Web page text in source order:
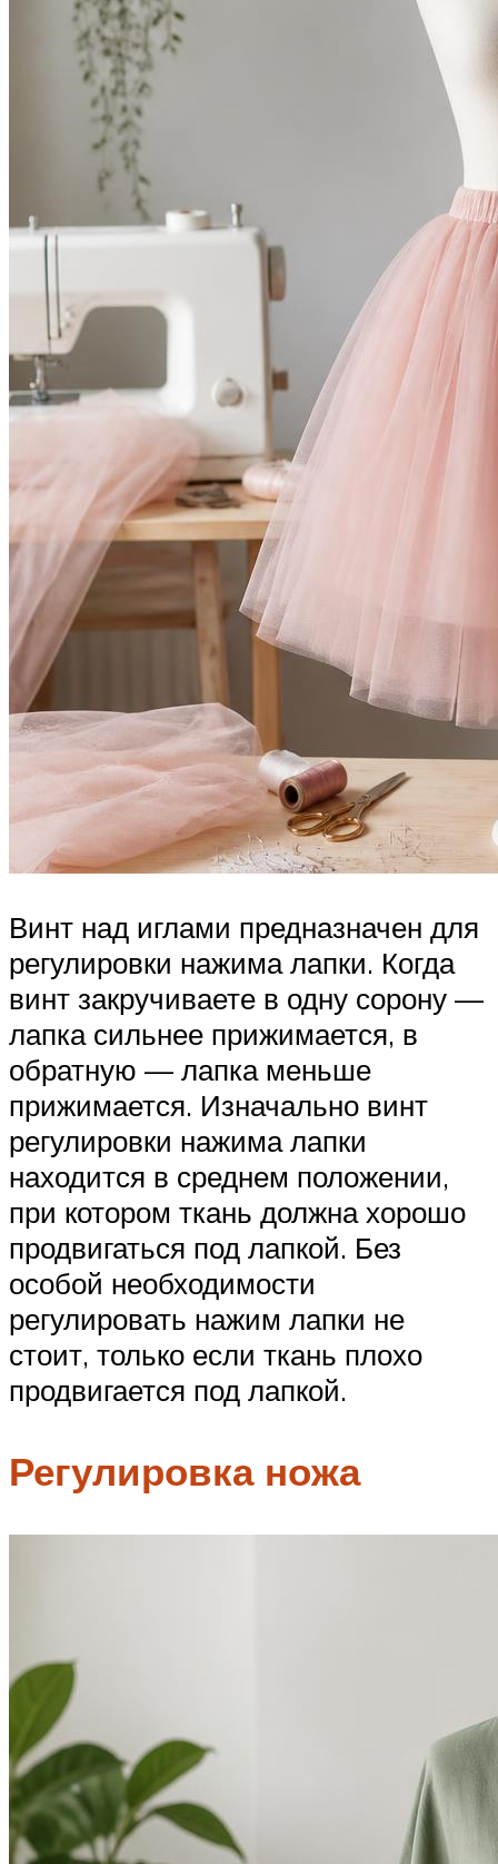
Винт над иглами предназначен для
регулировки нажима лапки. Когда
винт закручиваете в одну сорону —
лапка сильнее прижимается, в
обратную — лапка меньше
прижимается. Изначально винт
регулировки нажима лапки
находится в среднем положении,
при котором ткань должна хорошо
продвигаться под лапкой. Без
особой необходимости
регулировать нажим лапки не
стоит, только если ткань плохо
продвигается под лапкой.
Регулировка ножа